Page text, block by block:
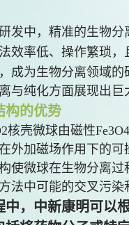
发中，精准的生物分
效率低、操作繁琐
成为生物分离领域的
与纯化方面展现出巨
构的优势
核壳微球由磁性
外加磁场作用下的
使微球在生物分离
法中可能的交叉污染
中，中新康明可以